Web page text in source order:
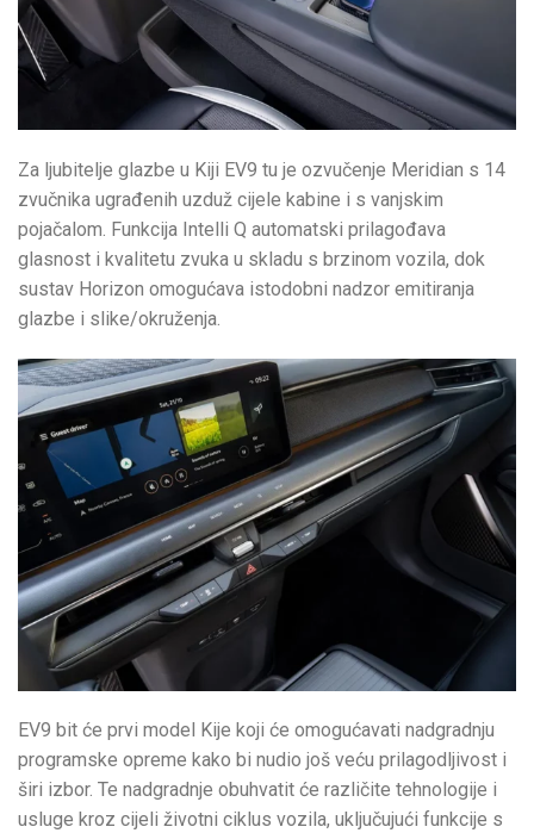
Za ljubitelje glazbe u Kiji EV9 tu je ozvučenje Meridian s 14
zvučnika ugrađenih uzduž cijele kabine i s vanjskim
pojačalom. Funkcija Intelli Q automatski prilagođava
glasnost i kvalitetu zvuka u skladu s brzinom vozila, dok
sustav Horizon omogućava istodobni nadzor emitiranja
glazbe i slike/okruženja.
EV9 bit će prvi model Kije koji će omogućavati nadgradnju
programske opreme kako bi nudio još veću prilagodljivost i
širi izbor. Te nadgradnje obuhvatit će različite tehnologije i
usluge kroz cijeli životni ciklus vozila, uključujući funkcije s